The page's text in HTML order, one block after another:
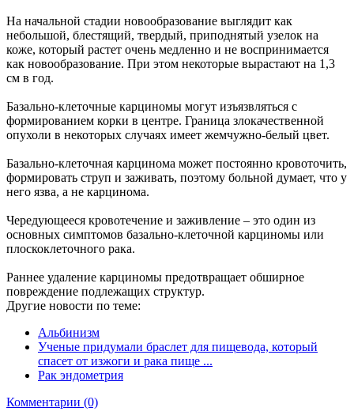
На начальной стадии новообразование выглядит как
небольшой, блестящий, твердый, приподнятый узелок на
коже, который растет очень медленно и не воспринимается
как новообразование. При этом некоторые вырастают на 1,3
см в год.
Базально-клеточные карциномы могут изъязвляться с
формированием корки в центре. Граница злокачественной
опухоли в некоторых случаях имеет жемчужно-белый цвет.
Базально-клеточная карцинома может постоянно кровоточить,
формировать струп и заживать, поэтому больной думает, что у
него язва, а не карцинома.
Чередующееся кровотечение и заживление – это один из
основных симптомов базально-клеточной карциномы или
плоскоклеточного рака.
Раннее удаление карциномы предотвращает обширное
повреждение подлежащих структур.
Другие новости по теме:
Альбинизм
Ученые придумали браслет для пищевода, который
спасет от изжоги и рака пище ...
Рак эндометрия
Комментарии (0)